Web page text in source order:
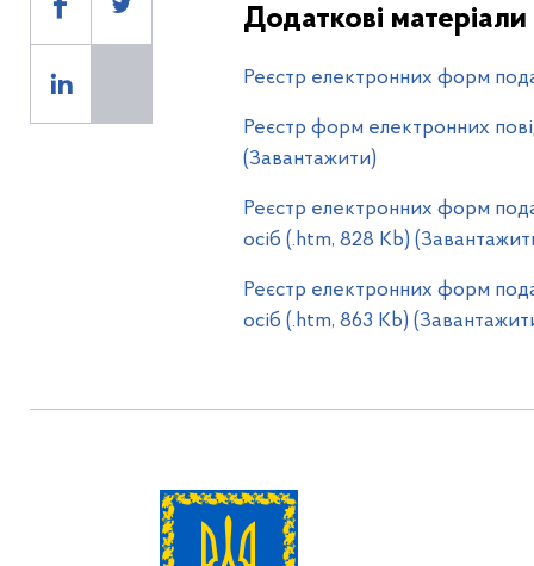
Додаткові матеріали
Реєстр електронних форм
Реєстр форм електронних
(Завантажити)
Реєстр електронних форм
осіб (.htm, 828 Kb)
Реєстр електронних форм
осіб (.htm, 863 Kb)